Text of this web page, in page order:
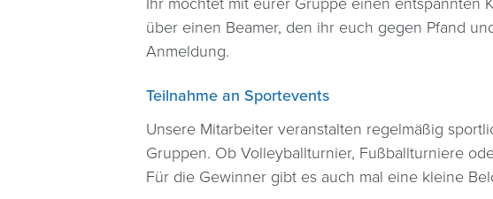
über einen Beamer, den ihr euch gegen Pfand
Anmeldung.
Teilnahme an Sportevents
Unsere Mitarbeiter veranstalten regelmäßig
Gruppen. Ob Volleyballturnier, Fußballturniere
Für die Gewinner gibt es auch mal eine kleine